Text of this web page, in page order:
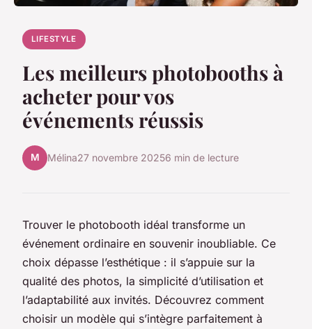
LIFESTYLE
Les meilleurs photobooths à
acheter pour vos
événements réussis
M Mélina27 novembre 20256 min de lecture
Trouver le photobooth idéal transforme un
événement ordinaire en souvenir inoubliable. Ce
choix dépasse l’esthétique : il s’appuie sur la
qualité des photos, la simplicité d’utilisation et
l’adaptabilité aux invités. Découvrez comment
choisir un modèle qui s’intègre parfaitement à